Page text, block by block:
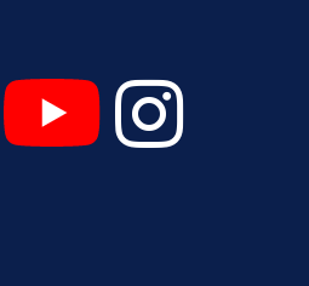
(se abrirá en una nueva ventana)
UVa (se abrirá en una nueva
Digital UVa (se abrirá en
YouTube Digital UVa
Instagram